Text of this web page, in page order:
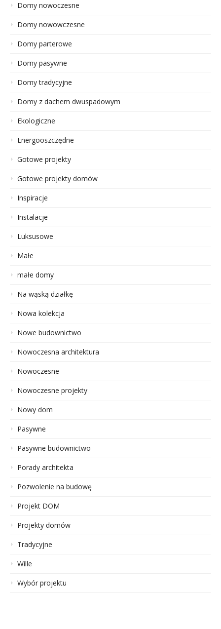
Domy nowoczesne
Domy nowowczesne
Domy parterowe
Domy pasywne
Domy tradycyjne
Domy z dachem dwuspadowym
Ekologiczne
Energooszczędne
Gotowe projekty
Gotowe projekty domów
Inspiracje
Instalacje
Luksusowe
Małe
małe domy
Na wąską działkę
Nowa kolekcja
Nowe budownictwo
Nowoczesna architektura
Nowoczesne
Nowoczesne projekty
Nowy dom
Pasywne
Pasywne budownictwo
Porady architekta
Pozwolenie na budowę
Projekt DOM
Projekty domów
Tradycyjne
Wille
Wybór projektu